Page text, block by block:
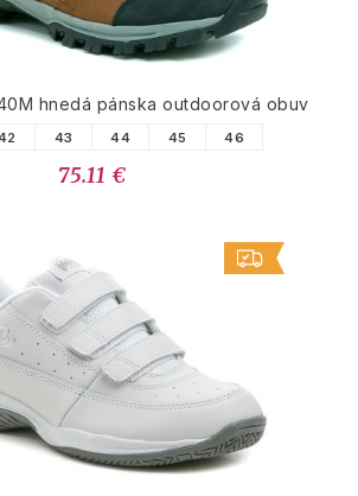
hnedá pánska outdoorová obuv
43 44 45 46
75.11 €